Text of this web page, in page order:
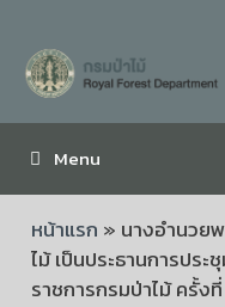
Menu
หน้าแรก » นางอำนวย
ไม้ เป็นประธานการปร
ราชการกรมป่าไม้ ครั้ง